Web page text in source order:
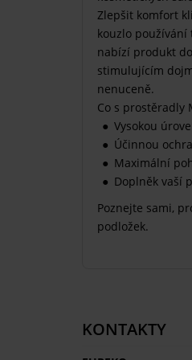
Zlepšit komfort
kouzlo
nabízí produkt
stimulujícím
nenuceně.
Co s prostěradly
Vysokou
Účinnou
Maximální
Doplněk vaší
Poznejte sami,
podložek.
KONTAKTY